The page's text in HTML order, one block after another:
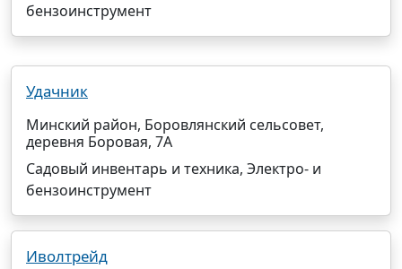
бензоинструмент
Удачник
Минский район, Боровлянский сельсовет,
деревня Боровая, 7А
Садовый инвентарь и техника, Электро- и
бензоинструмент
Иволтрейд